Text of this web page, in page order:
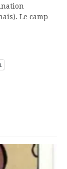
Le camp